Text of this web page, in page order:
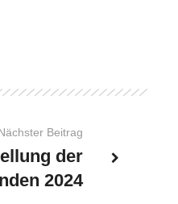
Beitrag
der
2024